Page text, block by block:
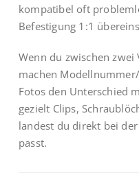
kompatibel oft
Befestigung 1:1
Wenn du zwischen
machen
Fotos den Unterschied
gezielt Clips,
landest du direkt bei
passt.